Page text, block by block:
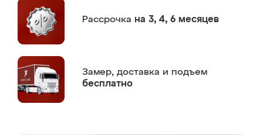
Рассрочка на 3, 4, 6 месяцев
Замер, доставка и подъем
бесплатно